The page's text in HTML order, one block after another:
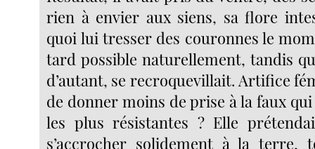
rien à envier aux siens, sa flore
quoi lui tresser des couronnes le
tard possible naturellement, tandis
d’autant, se recroquevillait. Artifice
de donner moins de prise à la faux
les plus résistantes ? Elle
s’accrocher solidement à la terre,